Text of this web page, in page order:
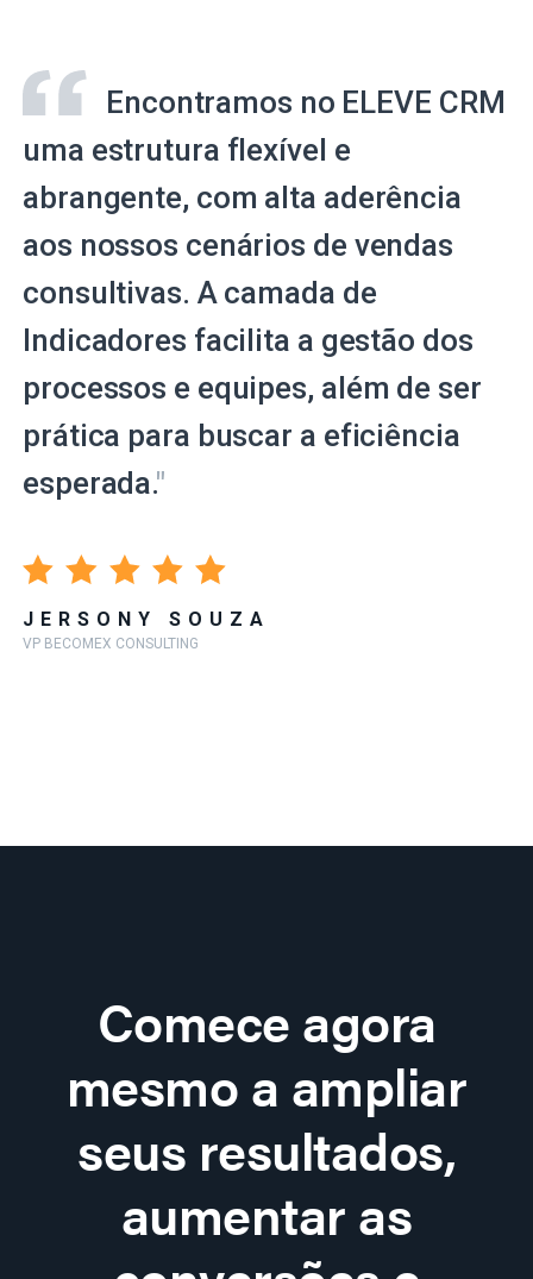
Encontramos no ELEVE CRM
uma estrutura flexível e
abrangente, com alta aderência
aos nossos cenários de vendas
consultivas. A camada de
Indicadores facilita a gestão dos
processos e equipes, além de ser
prática para buscar a eficiência
esperada."
JERSONY SOUZA
VP BECOMEX CONSULTING
Comece agora
mesmo a ampliar
seus resultados,
aumentar as